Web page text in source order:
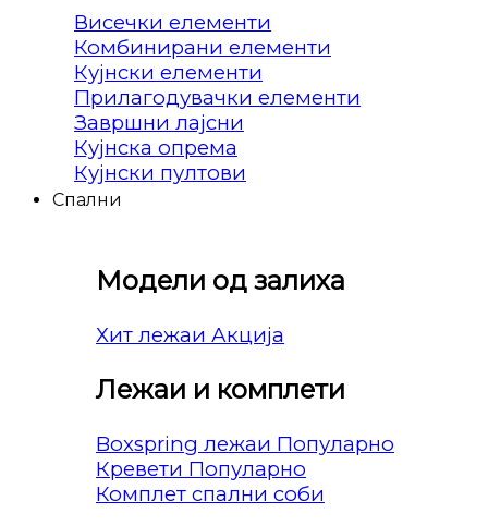
Висечки елементи
Комбинирани елементи
Кујнски елементи
Прилагодувачки елементи
Завршни лајсни
Кујнска опрема
Кујнски пултови
Спални
Модели од залиха
Хит лежаи
Лежаи и комплети
Boxspring лежаи
Кревети
Комплет спални соби